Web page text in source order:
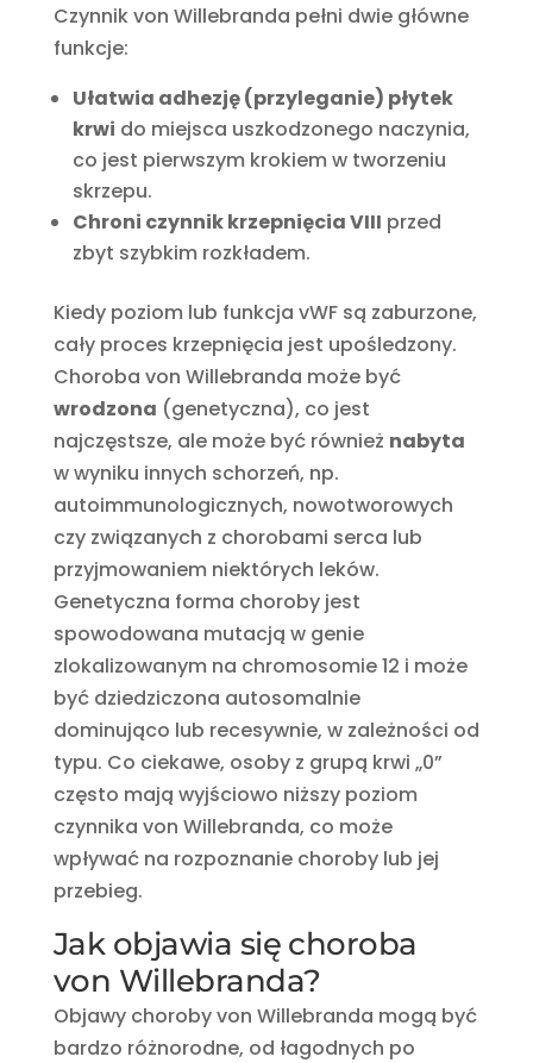
Czynnik von Willebranda pełni dwie główne
funkcje:
Ułatwia adhezję (przyleganie) płytek
krwi do miejsca uszkodzonego naczynia,
co jest pierwszym krokiem w tworzeniu
skrzepu.
Chroni czynnik krzepnięcia VIII przed
zbyt szybkim rozkładem.
Kiedy poziom lub funkcja vWF są zaburzone,
cały proces krzepnięcia jest upośledzony.
Choroba von Willebranda może być
wrodzona (genetyczna), co jest
najczęstsze, ale może być również nabyta
w wyniku innych schorzeń, np.
autoimmunologicznych, nowotworowych
czy związanych z chorobami serca lub
przyjmowaniem niektórych leków.
Genetyczna forma choroby jest
spowodowana mutacją w genie
zlokalizowanym na chromosomie 12 i może
być dziedziczona autosomalnie
dominująco lub recesywnie, w zależności od
typu. Co ciekawe, osoby z grupą krwi „0”
często mają wyjściowo niższy poziom
czynnika von Willebranda, co może
wpływać na rozpoznanie choroby lub jej
przebieg.
Jak objawia się choroba
von Willebranda?
Objawy choroby von Willebranda mogą być
bardzo różnorodne, od łagodnych po